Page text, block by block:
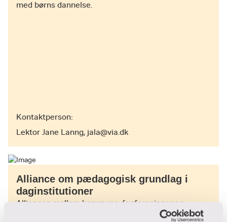
set har ekspertise i pædagogik, social
med børns dannelse.
Kontaktperson:
Lektor Jane Lanng, jala@via.dk
Alliance om pædagogisk grundlag i
daginstitutioner
Alliancen mellem kommune, fagforeninger og
uddannelse understøtter realisering af det